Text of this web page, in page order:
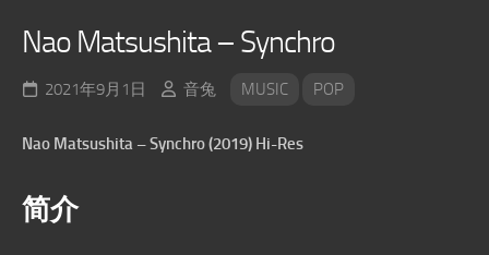
Nao Matsushita – Synchro
2021年9月1日 音兔 MUSIC POP
Nao Matsushita – Synchro (2019) Hi-Res
简介